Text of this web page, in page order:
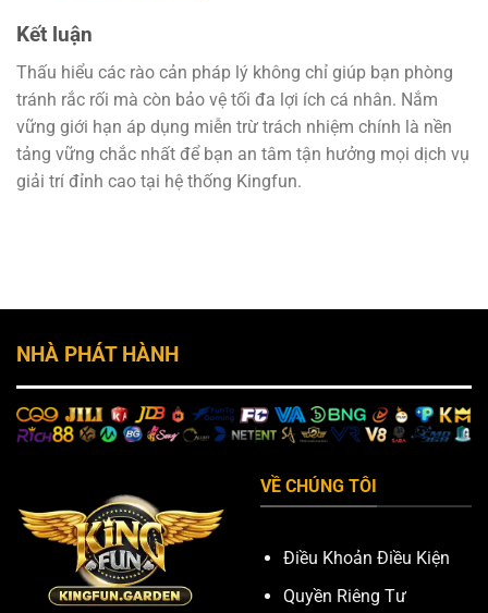
Kết luận
Thấu hiểu các rào cản pháp lý không chỉ giúp bạn phòng
tránh rắc rối mà còn bảo vệ tối đa lợi ích cá nhân. Nắm
vững giới hạn áp dụng miễn trừ trách nhiệm chính là nền
tảng vững chắc nhất để bạn an tâm tận hưởng mọi dịch vụ
giải trí đỉnh cao tại hệ thống Kingfun.
NHÀ PHÁT HÀNH
VỀ CHÚNG TÔI
Điều Khoản Điều Kiện
Quyền Riêng Tư